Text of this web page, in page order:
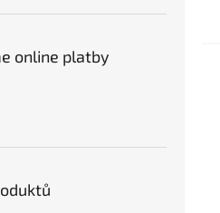
online platby